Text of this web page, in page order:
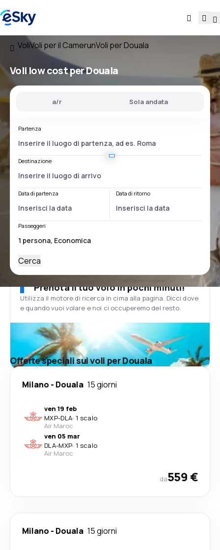
VoliVoli per il CamerunVoli per Douala
Voli low cost per Douala
a/r Sola andata
Partenza
Destinazione
Data di partenza Data di ritorno
Passeggeri
Cerca
Prenota il tuo volo in pochi minuti!
Utilizza il motore di ricerca in cima alla pagina. Dicci dove
e quando vuoi volare e noi ci occuperemo del resto.
Offerte speciali sui voli per Douala
Milano - Douala 15 giorni
ven 19 feb
MXP-DLA· 1 scalo
Air Maroc
ven 05 mar
DLA-MXP· 1 scalo
Air Maroc
da559 €
Milano - Douala 15 giorni